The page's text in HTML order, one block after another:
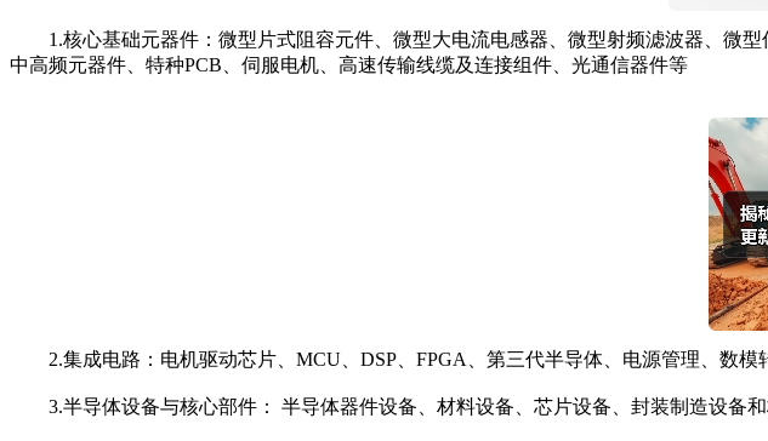
1.核心基础元器件：微型片式阻容元件、微型大电流电感器、微型射频滤波器、微型
中高频元器件、特种PCB、伺服电机、高速传输线缆及连接组件、光通信器件等
2.集成电路：电机驱动芯片、MCU、DSP、FPGA、第三代半导体、电源管理、数模
3.半导体设备与核心部件： 半导体器件设备、材料设备、芯片设备、封装制造设备